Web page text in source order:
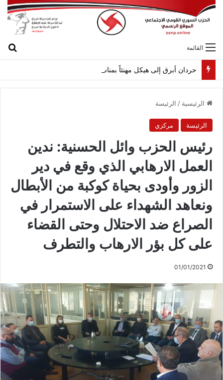
القائمة
حردان أبرق إلى هيكل مهنئاً بمناسبة عيد الجيش
الرئيسية / الرئيسة
الرئيسة مركزي
رئيس الحزب وائل الحسنية: ندين
العمل الارهابي الذي وقع في دير
الزور وأودى بحياة كوكبة من الأبطال
ونعاهد الشهداء على الاستمرار في
الصراع ضد الاحتلال وحتى القضاء
على كل بؤر الارهاب والتطرف
01/01/2021